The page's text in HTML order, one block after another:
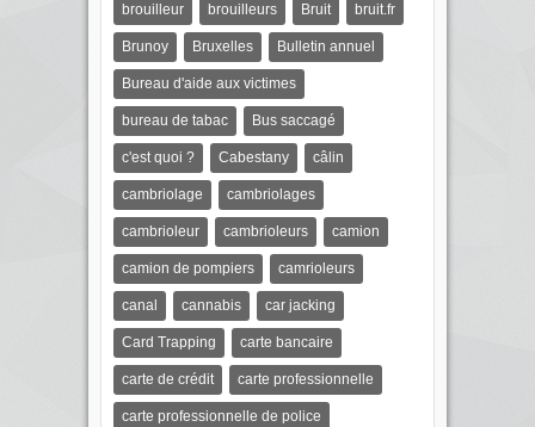
brouilleur brouilleurs Bruit bruit.fr
Brunoy Bruxelles Bulletin annuel
Bureau d'aide aux victimes
bureau de tabac Bus saccagé
c'est quoi ? Cabestany câlin
cambriolage cambriolages
cambrioleur cambrioleurs camion
camion de pompiers camrioleurs
canal cannabis car jacking
Card Trapping carte bancaire
carte de crédit carte professionnelle
carte professionnelle de police